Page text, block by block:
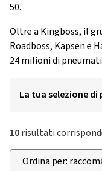
50.
Oltre a Kingboss, il
Roadboss, Kapsen e
24 milioni di
La tua selezione
10risultati